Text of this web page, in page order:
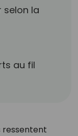
selon la
au fil
ressentent